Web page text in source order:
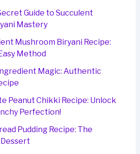
Guide to Succulent
Mastery
Mushroom Biryani Recipe:
Method
Magic: Authentic
Peanut Chikki Recipe: Unlock
Perfection!
Pudding Recipe: The